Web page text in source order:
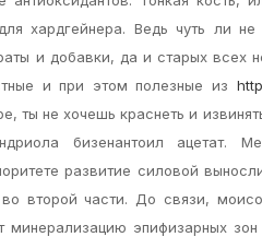
хардгейнера. Ведь чуть ли
и добавки, да и старых всех
и при этом полезные из
ты не хочешь краснеть и
бизенантоил ацетат.
развитие силовой
второй части. До связи,
эпифизарных